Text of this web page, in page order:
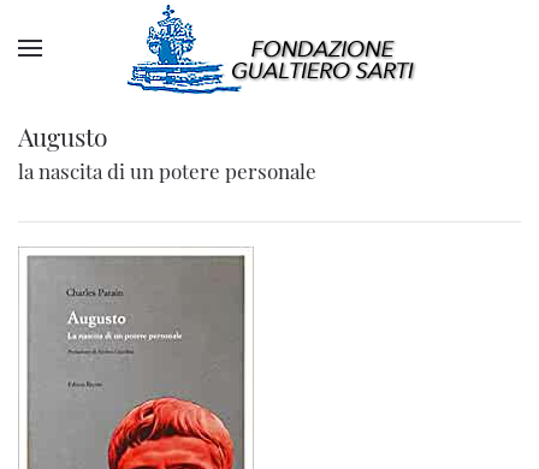
Augusto
la nascita di un potere personale